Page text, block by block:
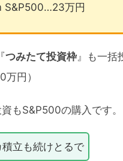
S&P500…23万円
つみたて投資枠』も一括
円）
もS&P500の購入です。
積立も続けとるで